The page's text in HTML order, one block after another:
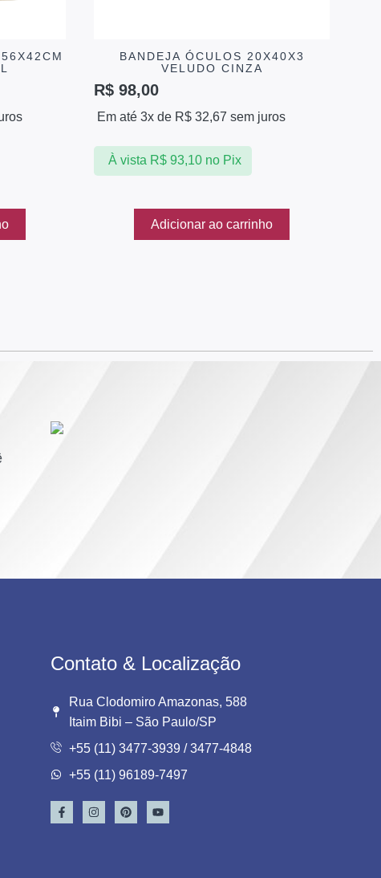
BANDEJA ÓCULOS 20X40X3
VELUDO CINZA
R$ 98,00
Em até 3x de R$ 32,67 sem juros
À vista R$93,10 no Pix
Adicionar ao carrinho
Contato & Localização
Rua Clodomiro Amazonas, 588
Itaim Bibi – São Paulo/SP
+55 (11) 3477-3939 / 3477-4848
+55 (11) 96189-7497